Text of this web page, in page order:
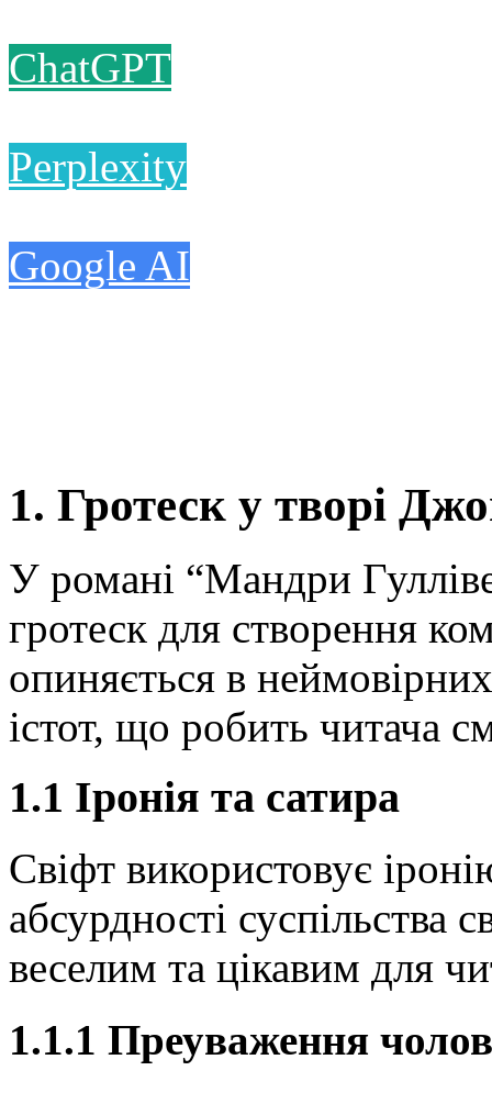
ChatGPT
Perplexity
Google AI
1. Гротеск у творі
У романі “Мандри
гротеск для створення
опиняється в
істот, що робить читача
1.1 Іронія та сатира
Свіфт використовує
абсурдності суспільства
веселим та цікавим для
1.1.1 Преуваження